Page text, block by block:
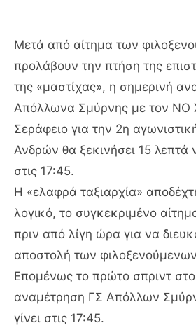
Μετά από αίτημα των
προλάβουν την πτήση της
της «μαστίχας», η σημερινή
Απόλλωνα Σμύρνης με τον ΝΟ
Σεράφειο για την 2η
Ανδρών θα ξεκινήσει 15 λεπτά
στις 17:45.
Η «ελαφρά ταξιαρχία»
λογικό, το συγκεκριμένο
πριν από λίγη ώρα για να
αποστολή των
Επομένως το πρώτο σπριντ
αναμέτρηση ΓΣ Απόλλων
γίνει στις 17:45.